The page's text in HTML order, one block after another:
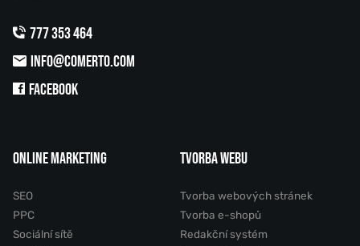
777 353 464
INFO@COMERTO.COM
FACEBOOK
ONLINE MARKETING
SEO
PPC
Sociální sítě
TVORBA WEBU
Tvorba webových stránek
Tvorba e-shopů
Redakční systém